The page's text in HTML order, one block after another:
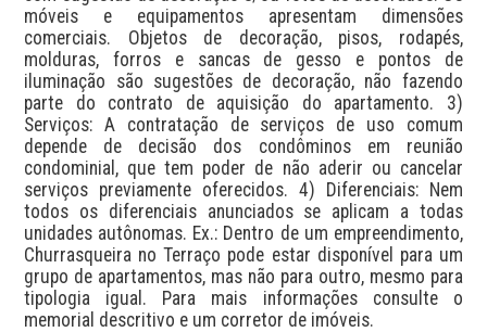
móveis e equipamentos apresentam dimensões
comerciais. Objetos de decoração, pisos, rodapés,
molduras, forros e sancas de gesso e pontos de
iluminação são sugestões de decoração, não fazendo
parte do contrato de aquisição do apartamento. 3)
Serviços: A contratação de serviços de uso comum
depende de decisão dos condôminos em reunião
condominial, que tem poder de não aderir ou cancelar
serviços previamente oferecidos. 4) Diferenciais: Nem
todos os diferenciais anunciados se aplicam a todas
unidades autônomas. Ex.: Dentro de um empreendimento,
Churrasqueira no Terraço pode estar disponível para um
grupo de apartamentos, mas não para outro, mesmo para
tipologia igual. Para mais informações consulte o
memorial descritivo e um corretor de imóveis.